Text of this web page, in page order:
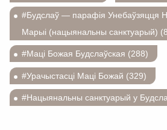
#Будслаў — парафія Унебаўзяцця
Марыі (нацыянальны санктуарый)
#Маці Божая Будслаўская (288)
#Урачыстасці Маці Божай (329)
#Нацыянальны санктуарый у